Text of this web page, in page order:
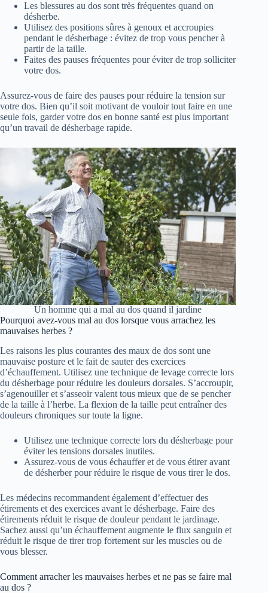
Les blessures au dos sont très fréquentes quand on
désherbe.
Utilisez des positions sûres à genoux et accroupies
pendant le désherbage : évitez de trop vous pencher à
partir de la taille.
Faites des pauses fréquentes pour éviter de trop solliciter
votre dos.
Assurez-vous de faire des pauses pour réduire la tension sur
votre dos. Bien qu’il soit motivant de vouloir tout faire en une
seule fois, garder votre dos en bonne santé est plus important
qu’un travail de désherbage rapide.
Un homme qui a mal au dos quand il jardine
Pourquoi avez-vous mal au dos lorsque vous arrachez les
mauvaises herbes ?
Les raisons les plus courantes des maux de dos sont une
mauvaise posture et le fait de sauter des exercices
d’échauffement. Utilisez une technique de levage correcte lors
du désherbage pour réduire les douleurs dorsales. S’accroupir,
s’agenouiller et s’asseoir valent tous mieux que de se pencher
de la taille à l’herbe. La flexion de la taille peut entraîner des
douleurs chroniques sur toute la ligne.
Utilisez une technique correcte lors du désherbage pour
éviter les tensions dorsales inutiles.
Assurez-vous de vous échauffer et de vous étirer avant
de désherber pour réduire le risque de vous tirer le dos.
Les médecins recommandent également d’effectuer des
étirements et des exercices avant le désherbage. Faire des
étirements réduit le risque de douleur pendant le jardinage.
Sachez aussi qu’un échauffement augmente le flux sanguin et
réduit le risque de tirer trop fortement sur les muscles ou de
vous blesser.
Comment arracher les mauvaises herbes et ne pas se faire mal
au dos ?